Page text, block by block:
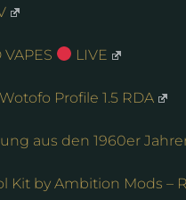
LIVE
Profile 1.5 RDA
aus den 1960er
Kit by Ambition Mods –